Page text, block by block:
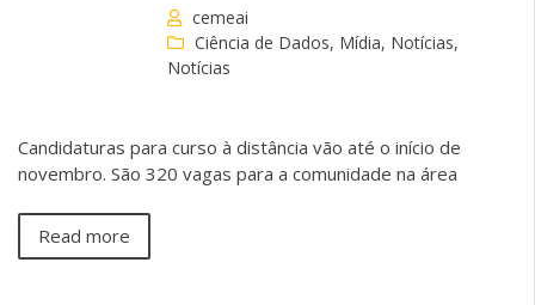
cemeai
Ciência de Dados, Mídia, Notícias,
Notícias
Candidaturas para curso à distância vão até o início de
novembro. São 320 vagas para a comunidade na área
Read more